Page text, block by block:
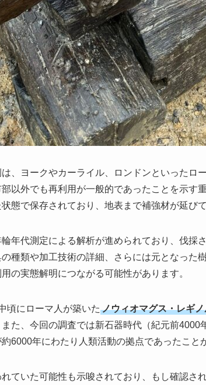
、ヨークやカーライル、ロンドンといったロ
以外でも再利用が一般的であったことを示す
態で保存されており、地表まで補強材が延び
年代測定による解析が進められており、伐採
種類や加工技術の詳細、さらには元となった
の実態解明につながる可能性があります。
頃にローマ人が築いた ノウィオマグス・レギ
た、今回の調査では新石器時代（紀元前4000
6000年にわたり人類活動の拠点であったこと
ていた可能性も示唆されており、もし確認さ